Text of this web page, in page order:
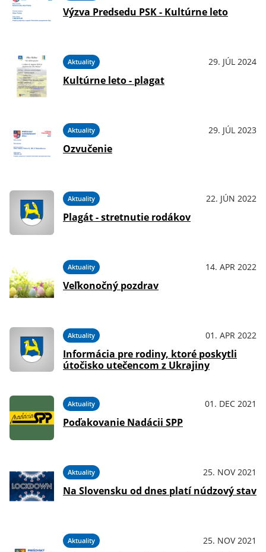
Výzva Predsedu PSK - Kultúrne leto
Aktuality 29. JÚL 2024
Kultúrne leto - plagat
Aktuality 29. JÚL 2023
Ozvučenie
Aktuality 22. JÚN 2022
Plagát - stretnutie rodákov
Aktuality 14. APR 2022
Veľkonočný pozdrav
Aktuality 01. APR 2022
Informácia pre rodiny, ktoré poskytli
útočisko utečencom z Ukrajiny
Aktuality 01. DEC 2021
Poďakovanie Nadácii SPP
Aktuality 25. NOV 2021
Na Slovensku od dnes platí núdzový stav
Aktuality 25. NOV 2021